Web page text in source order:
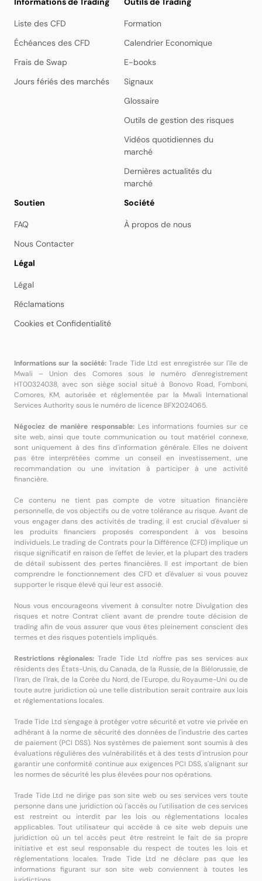
Liste des CFD
Échéances des CFD
Frais de Swap
Jours fériés des marchés
Formation
Calendrier Economique
E-books
Signaux
Glossaire
Outils de gestion des risques
Vidéos quotidiennes du
marché
Dernières actualités du
marché
Soutien
FAQ
Nous Contacter
Société
À propos de nous
Légal
Légal
Réclamations
Cookies et Confidentialité
Informations sur la société: Trade Tide Ltd est enregistrée sur l'île de
Mwali – Union des Comores sous le numéro d'enregistrement
HT00324038, avec son siège social situé à Bonovo Road, Fomboni,
Comores, KM, autorisée et réglementée par la Mwali International
Services Authority sous le numéro de licence BFX2024065.
Négociez de manière responsable:Les informations fournies sur ce
site web, ainsi que toute communication ou tout matériel connexe,
sont uniquement à des fins d'information générale. Elles ne doivent
pas être interprétées comme un conseil en investissement, une
recommandation ou une invitation à participer à une activité
financière.
Ce contenu ne tient pas compte de votre situation financière
personnelle, de vos objectifs ou de votre tolérance au risque. Avant de
vous engager dans des activités de trading, il est crucial d'évaluer si
les produits financiers proposés correspondent à vos besoins
individuels. Le trading de Contrats pour la Différence (CFD) implique un
risque significatif en raison de l'effet de levier, et la plupart des traders
de détail subissent des pertes financières. Il est important de bien
comprendre le fonctionnement des CFD et d'évaluer si vous pouvez
supporter le risque élevé qui leur est associé.
Nous vous encourageons vivement à consulter notre Divulgation des
risques et notre Contrat client avant de prendre toute décision de
trading afin de vous assurer que vous êtes pleinement conscient des
termes et des risques potentiels impliqués.
Restrictions régionales: Trade Tide Ltd n'offre pas ses services aux
résidents des États-Unis, du Canada, de la Russie, de la Biélorussie, de
l'Iran, de l'Irak, de la Corée du Nord, de l'Europe, du Royaume-Uni ou de
toute autre juridiction où une telle distribution serait contraire aux lois
et réglementations locales.
Trade Tide Ltd s'engage à protéger votre sécurité et votre vie privée en
adhérant à la norme de sécurité des données de l'industrie des cartes
de paiement (PCI DSS). Nos systèmes de paiement sont soumis à des
évaluations régulières des vulnérabilités et à des tests d'intrusion pour
garantir une conformité continue aux exigences PCI DSS, s'alignant sur
les normes de sécurité les plus élevées pour nos opérations.
Trade Tide Ltd ne dirige pas son site web ou ses services vers toute
personne dans une juridiction où l'accès ou l'utilisation de ces services
est restreint ou interdit par les lois ou réglementations locales
applicables. Tout utilisateur qui accède à ce site web depuis une
juridiction où un tel accès peut être restreint le fait de sa propre
initiative et est seul responsable du respect de toutes les lois et
réglementations locales. Trade Tide Ltd ne déclare pas que les
informations figurant sur son site web conviennent à toutes les